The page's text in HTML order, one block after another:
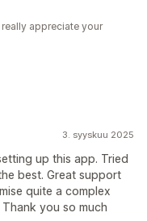
appreciate your
3. syyskuu 2025
up this app. Tried
best. Great support
quite a complex
you so much